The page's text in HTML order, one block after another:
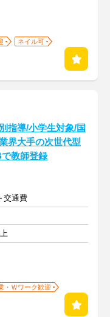
ネイル可
指導/小学生対象/国
界大手の次世代型
教師登録
交通費
・Ｗワーク歓迎